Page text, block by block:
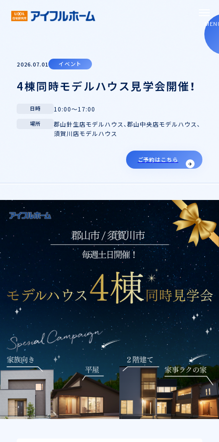
コンセプト
イベント
お役立ちブログ
リフォーム
お客様の声
郡山中央店展示場
郡山針生店展示場
須賀川店展示場
いわき東店展示場
土地
分譲
会社概要
沿革
スタッフ紹介
アクセス
2026.07.01 イベント
4棟同時モデルハウス見学会開催！
日時 10:00～17:00
場所
郡山針生店モデルハウス、郡山中央店モデルハウス、
須賀川店モデルハウス
ご予約はこちら